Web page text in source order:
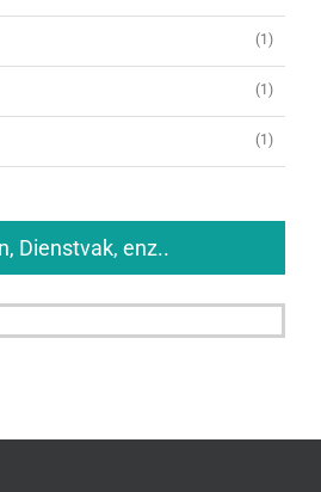
(1)
(1)
(1)
Dienstvak, enz..